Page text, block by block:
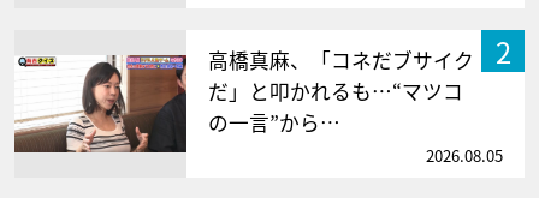
2
高橋真麻、「コネだブサイク
だ」と叩かれるも…“マツコ
の一言”から…
2026.08.05